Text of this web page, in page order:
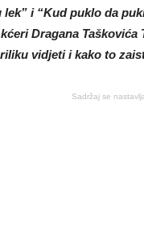
lek” i “Kud puklo da
Dragana
vidjeti i kako to
Sadržaj se